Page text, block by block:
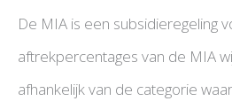
De MIA is een subsidieregeling
aftrekpercentages van de MIA
afhankelijk van de categorie